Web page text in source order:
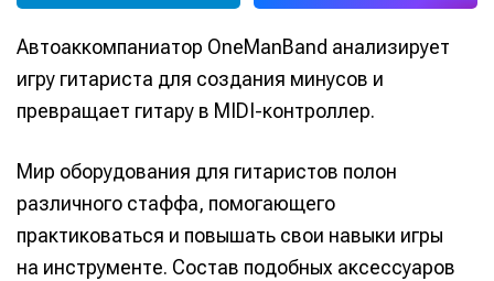
Автоаккомпаниатор OneManBand анализирует
игру гитариста для создания минусов и
превращает гитару в MIDI-контроллер.
Мир оборудования для гитаристов полон
различного стаффа, помогающего
практиковаться и повышать свои навыки игры
на инструменте. Состав подобных аксессуаров